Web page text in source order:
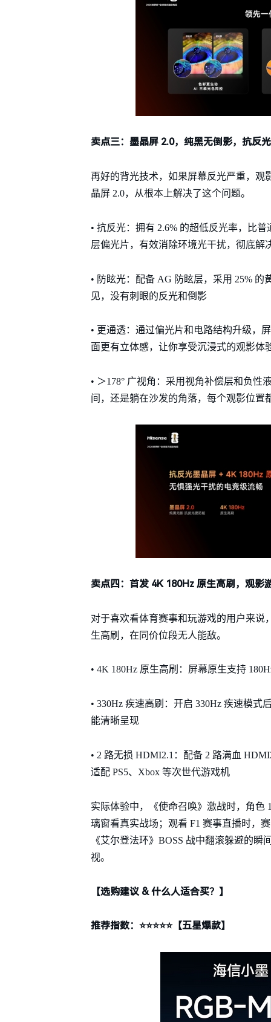
卖点三：墨晶屏 2.0，纯黑无倒影，抗反
再好的背光技术，如果屏幕反光严重，观
晶屏 2.0，从根本上解决了这个问题。
• 抗反光：拥有 2.6% 的超低反光率，比
层偏光片，有效消除环境光干扰，彻底解
• 防眩光：配备 AG 防眩层，采用 25%
见，没有刺眼的反光和倒影
• 更通透：通过偏光片和电路结构升级，
面更有立体感，让你享受沉浸式的观影体
• ＞178° 广视角：采用视角补偿层和负性
间，还是躺在沙发的角落，每个观影位置
卖点四：首发 4K 180Hz 原生高刷，观影
对于喜欢看体育赛事和玩游戏的用户来说
生高刷，在同价位段无人能敌。
• 4K 180Hz 原生高刷：屏幕原生支持
• 330Hz 疾速高刷：开启 330Hz 疾速模
能清晰呈现
• 2 路无损 HDMI2.1：配备 2 路满血
适配 PS5、Xbox 等次世代游戏机
实际体验中，《使命召唤》激战时，角色
璃窗看真实战场；观看 F1 赛事直播时，
《艾尔登法环》BOSS 战中翻滚躲避的
视。
【选购建议 & 什么人适合买？】
推荐指数：⭐️⭐️⭐️⭐️⭐️【五星爆款】